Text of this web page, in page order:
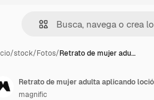
/stock/Fotos/Retrato de mujer adu…
Retrato de mujer adulta aplicando
magnific